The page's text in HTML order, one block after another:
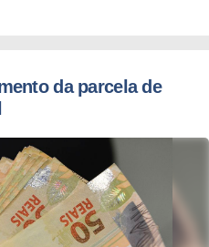
da parcela de